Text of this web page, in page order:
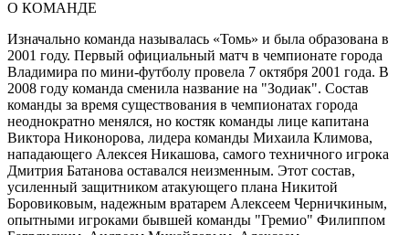
О КОМАНДЕ
Изначально команда называлась «Томь» и была образована в
2001 году. Первый официальный матч в чемпионате города
Владимира по мини-футболу провела 7 октября 2001 года. В
2008 году команда сменила название на "Зодиак". Состав
команды за время существования в чемпионатах города
неоднократно менялся, но костяк команды лице капитана
Виктора Никонорова, лидера команды Михаила Климова,
нападающего Алексея Никашова, самого техничного игрока
Дмитрия Батанова оставался неизменным. Этот состав,
усиленный защитником атакующего плана Никитой
Боровиковым, надежным вратарем Алексеем Черничкиным,
опытными игроками бывшей команды "Гремио" Филиппом